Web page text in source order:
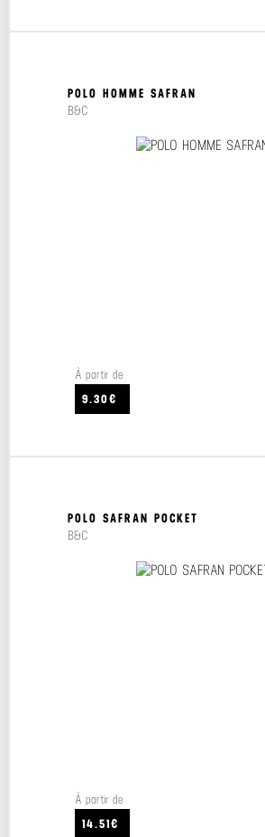
POLO HOMME SAFRAN
B&C
À partir de
9.30€
POLO SAFRAN POCKET
B&C
À partir de
14.51€